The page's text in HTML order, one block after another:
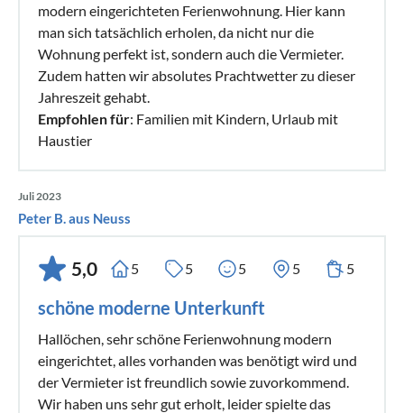
modern eingerichteten Ferienwohnung. Hier kann
man sich tatsächlich erholen, da nicht nur die
Wohnung perfekt ist, sondern auch die Vermieter.
Zudem hatten wir absolutes Prachtwetter zu dieser
Jahreszeit gehabt.
Empfohlen für: Familien mit Kindern, Urlaub mit
Haustier
Juli 2023
Peter B. aus Neuss
5,0 5 5 5 5 5
schöne moderne Unterkunft
Hallöchen, sehr schöne Ferienwohnung modern
eingerichtet, alles vorhanden was benötigt wird und
der Vermieter ist freundlich sowie zuvorkommend.
Wir haben uns sehr gut erholt, leider spielte das